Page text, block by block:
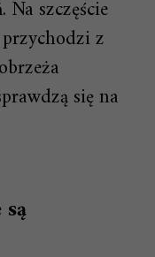
szczęście
z
się na